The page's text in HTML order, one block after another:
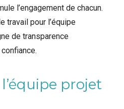
l’engagement de chacun.
travail pour l’équipe
de transparence
projet